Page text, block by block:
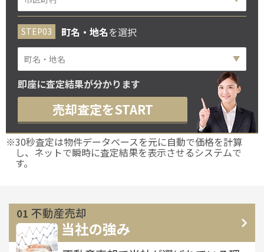
町名・地名を選択
即座に査定結果が分かります
売却査定をSTART
※30秒査定は物件データベースを元に自動で価格を計算
し、ネットで瞬時に査定結果を表示させるシステムで
す。